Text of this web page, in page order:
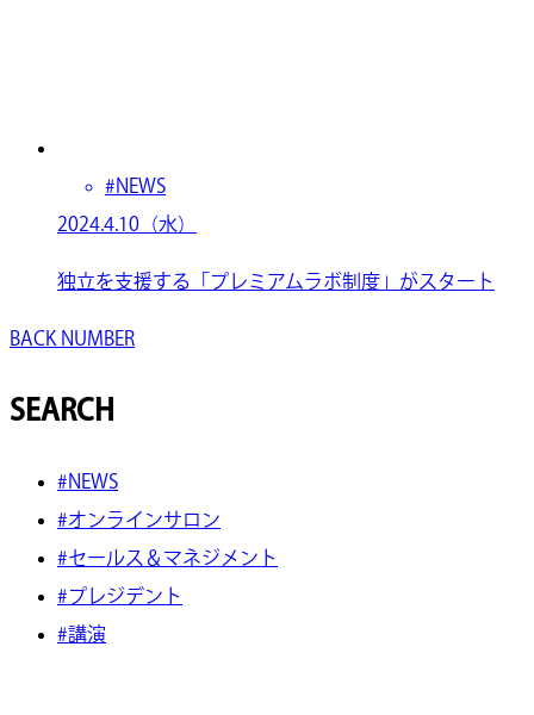
#NEWS
2024.4.10（水）
独立を支援する「プレミアムラボ制度」がスタート
BACK NUMBER
SEARCH
#NEWS
#オンラインサロン
#セールス＆マネジメント
#プレジデント
#講演